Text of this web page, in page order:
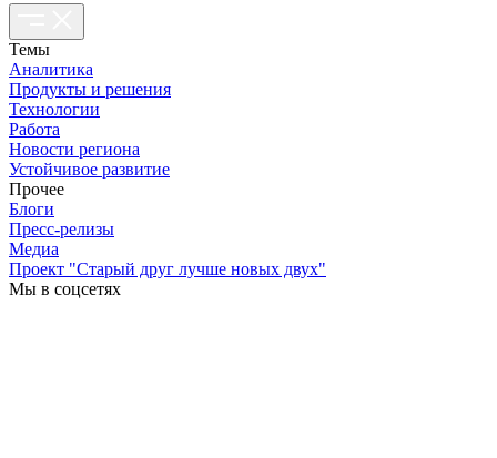
Темы
Аналитика
Продукты и решения
Технологии
Работа
Новости региона
Устойчивое развитие
Прочее
Блоги
Пресс-релизы
Медиа
Проект "Старый друг лучше новых двух"
Мы в соцсетях